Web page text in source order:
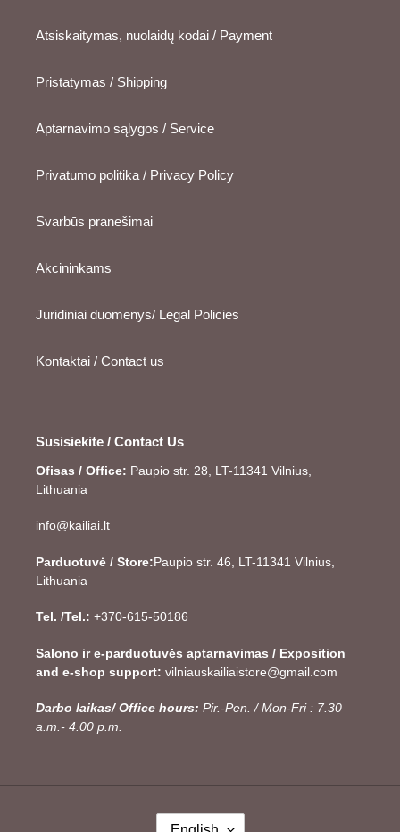
Atsiskaitymas, nuolaidų kodai / Payment
Pristatymas / Shipping
Aptarnavimo sąlygos / Service
Privatumo politika / Privacy Policy
Svarbūs pranešimai
Akcininkams
Juridiniai duomenys/ Legal Policies
Kontaktai / Contact us
Susisiekite / Contact Us
Ofisas / Office: Paupio str. 28, LT-11341 Vilnius,
Lithuania
info@kailiai.lt
Parduotuvė / Store:Paupio str. 46, LT-11341 Vilnius,
Lithuania
Tel. /Tel.: +370-615-50186
Salono ir e-parduotuvės aptarnavimas / Exposition
and e-shop support: vilniauskailiaistore@gmail.com
Darbo laikas/ Office hours: Pir.-Pen. / Mon-Fri : 7.30
a.m.- 4.00 p.m.